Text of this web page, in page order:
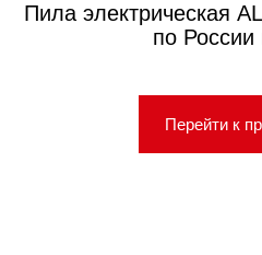
Пила электрическая
по России
Перейти к